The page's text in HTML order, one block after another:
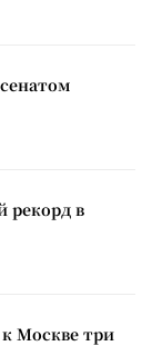
рекорд в
Москве три